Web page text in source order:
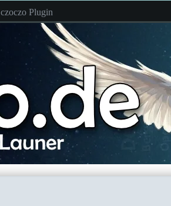
czoczo Plugin